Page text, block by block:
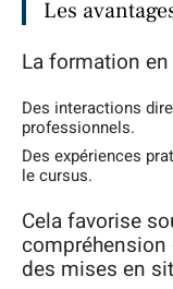
Les
La formation
Des interactions
professionnels.
Des expériences
le cursus.
Cela favorise
compréhension
des mises en